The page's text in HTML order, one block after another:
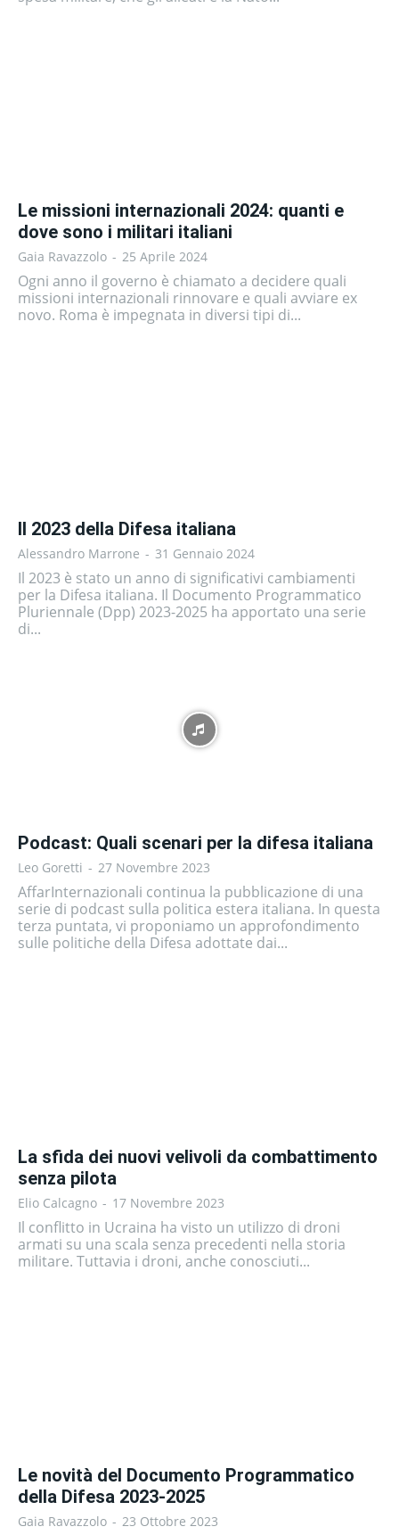
Le missioni internazionali 2024: quanti e
dove sono i militari italiani
Gaia Ravazzolo - 25 Aprile 2024
Ogni anno il governo è chiamato a decidere quali
missioni internazionali rinnovare e quali avviare ex
novo. Roma è impegnata in diversi tipi di...
Il 2023 della Difesa italiana
Alessandro Marrone - 31 Gennaio 2024
Il 2023 è stato un anno di significativi cambiamenti
per la Difesa italiana. Il Documento Programmatico
Pluriennale (Dpp) 2023-2025 ha apportato una serie
di...
Podcast: Quali scenari per la difesa italiana
Leo Goretti - 27 Novembre 2023
AffarInternazionali continua la pubblicazione di una
serie di podcast sulla politica estera italiana. In questa
terza puntata, vi proponiamo un approfondimento
sulle politiche della Difesa adottate dai...
La sfida dei nuovi velivoli da combattimento
senza pilota
Elio Calcagno - 17 Novembre 2023
Il conflitto in Ucraina ha visto un utilizzo di droni
armati su una scala senza precedenti nella storia
militare. Tuttavia i droni, anche conosciuti...
Le novità del Documento Programmatico
della Difesa 2023-2025
Gaia Ravazzolo - 23 Ottobre 2023